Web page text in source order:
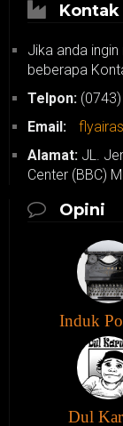
Kontak
Jika anda ingin
beberapa
Telpon:
Email:
Alamat: JL.
Center (BBC)
Opini
Induk
Dul